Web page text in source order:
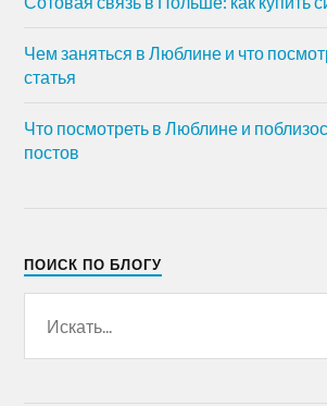
Чем заняться в Люблине и что
статья
Что посмотреть в Люблине и
постов
ПОИСК ПО БЛОГУ